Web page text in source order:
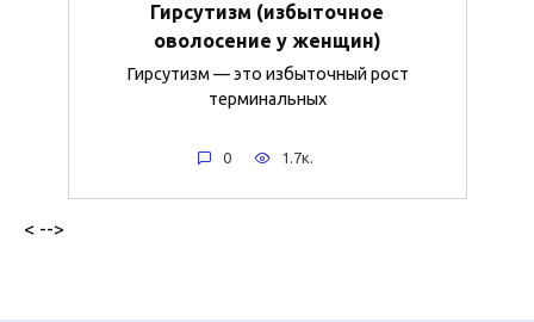
Гирсутизм (избыточное
оволосение у женщин)
Гирсутизм — это избыточный рост
терминальных
0 1.7к.
< -->